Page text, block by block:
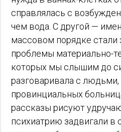
справлялась с
чем вода. С другой —
массовом порядке стали
проблемы материально-
которых мы слышим до
разговаривала с
провинциальных
рассказы рисуют
психиатрию задвигали в